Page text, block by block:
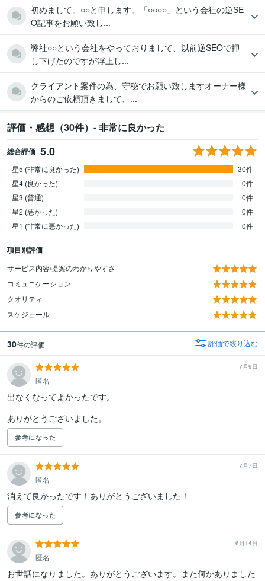
初めまして。○○と申します。「○○○○」という会社の逆SE
O記事をお願い致し...
弊社○○という会社をやっておりまして、以前逆SEOで押
し下げたのですが浮上し...
クライアント案件の為、守秘でお願い致しますオーナー様
からのご依頼頂きまして、...
評価・感想（30件）- 非常に良かった
総合評価 5.0
星5 (非常に良かった)
30件
星4 (良かった)
0件
星3 (普通)
0件
星2 (悪かった)
0件
星1 (非常に悪かった)
0件
項目別評価
サービス内容/提案のわかりやすさ
コミュニケーション
クオリティ
スケジュール
30件の評価 評価で絞り込む
7月9日
匿名
出なくなってよかったです。
ありがとうございました。
参考になった
7月7日
匿名
消えて良かったです！ありがとうございました！
参考になった
6月14日
匿名
お世話になりました。ありがとうございます。また何かありました